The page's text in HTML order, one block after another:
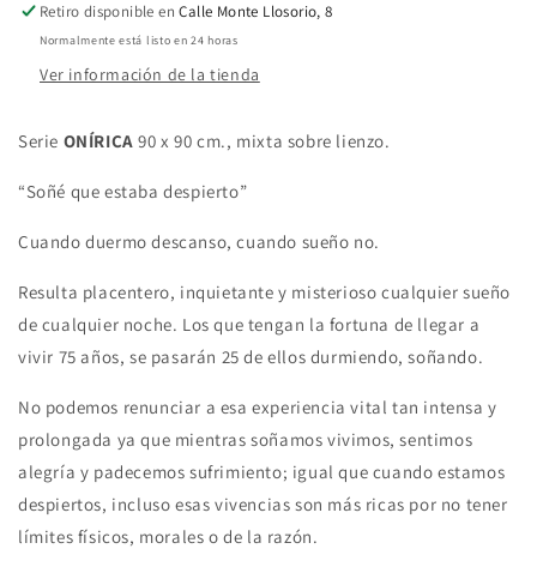
Retiro disponible enCalle Monte Llosorio, 8
Normalmente está listo en 24 horas
Ver información de la tienda
Serie ONÍRICA 90 x 90 cm., mixta sobre lienzo.
“Soñé que estaba despierto”
Cuando duermo descanso, cuando sueño no.
Resulta placentero, inquietante y misterioso cualquier sueño
de cualquier noche. Los que tengan la fortuna de llegar a
vivir 75 años, se pasarán 25 de ellos durmiendo, soñando.
No podemos renunciar a esa experiencia vital tan intensa y
prolongada ya que mientras soñamos vivimos, sentimos
alegría y padecemos sufrimiento; igual que cuando estamos
despiertos, incluso esas vivencias son más ricas por no tener
límites físicos, morales o de la razón.